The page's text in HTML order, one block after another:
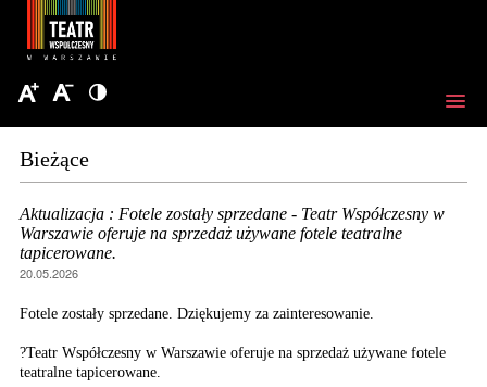
Bieżące
Aktualizacja : Fotele zostały sprzedane - Teatr Współczesny w
Warszawie oferuje na sprzedaż używane fotele teatralne
tapicerowane.
20.05.2026
Fotele zostały sprzedane. Dziękujemy za zainteresowanie.
?Teatr Współczesny w Warszawie oferuje na sprzedaż używane fotele
teatralne tapicerowane.